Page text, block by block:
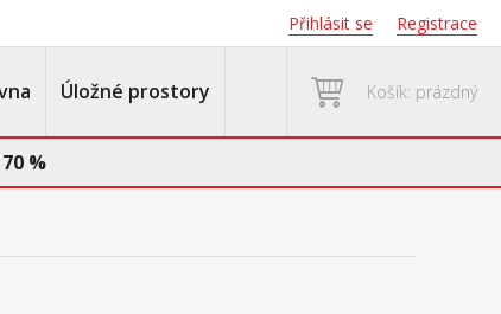
Přihlásit se Registrace
Úložné prostory Košík: prázdný
%